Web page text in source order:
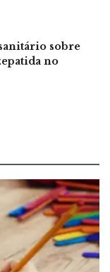
sobre
no